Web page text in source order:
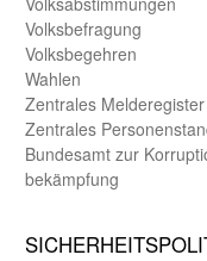
Volks­befragung
Volks­begehren
Wahlen
Zentrales Melde­register
Zentrales
Bundes­amt zur
bekämpfung